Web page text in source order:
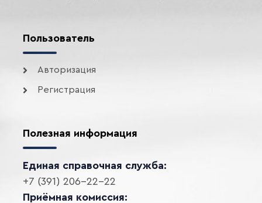
Пользователь
Авторизация
Регистрация
Полезная информация
Единая справочная служба:
+7 (391) 206-22-22
Приёмная комиссия: